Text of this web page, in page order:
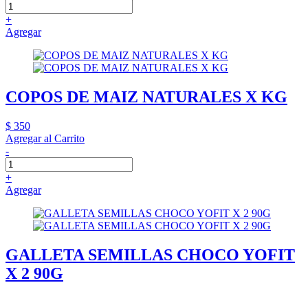
+
Agregar
COPOS DE MAIZ NATURALES X KG
$ 350
Agregar al Carrito
-
+
Agregar
GALLETA SEMILLAS CHOCO YOFIT
X 2 90G